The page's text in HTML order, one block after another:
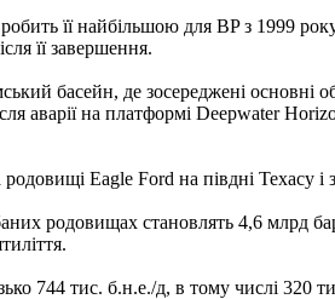
її найбільшою для BP з 1999
її завершення.
басейн, де зосереджені основні
аварії на платформі Deepwater
Eagle Ford на півдні Техасу і
родовищах становлять 4,6 млрд
744 тис. б.н.е./д, в тому числі 320